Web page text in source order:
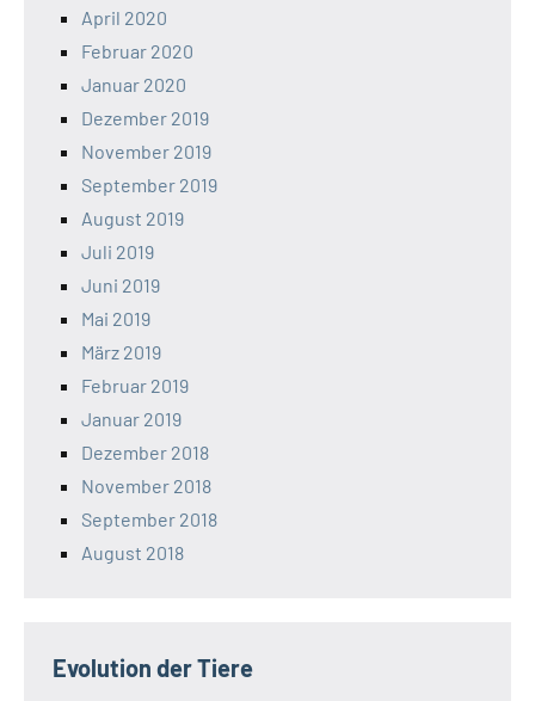
April 2020
Februar 2020
Januar 2020
Dezember 2019
November 2019
September 2019
August 2019
Juli 2019
Juni 2019
Mai 2019
März 2019
Februar 2019
Januar 2019
Dezember 2018
November 2018
September 2018
August 2018
Evolution der Tiere